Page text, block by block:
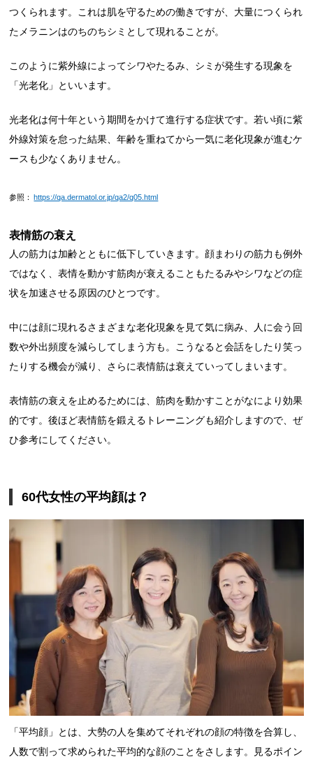
つくられます。これは肌を守るための働きですが、大量につくられ
たメラニンはのちのちシミとして現れることが。
このように紫外線によってシワやたるみ、シミが発生する現象を
「光老化」といいます。
光老化は何十年という期間をかけて進行する症状です。若い頃に紫
外線対策を怠った結果、年齢を重ねてから一気に老化現象が進むケ
ースも少なくありません。
参照： https://qa.dermatol.or.jp/qa2/q05.html
表情筋の衰え
人の筋力は加齢とともに低下していきます。顔まわりの筋力も例外
ではなく、表情を動かす筋肉が衰えることもたるみやシワなどの症
状を加速させる原因のひとつです。
中には顔に現れるさまざまな老化現象を見て気に病み、人に会う回
数や外出頻度を減らしてしまう方も。こうなると会話をしたり笑っ
たりする機会が減り、さらに表情筋は衰えていってしまいます。
表情筋の衰えを止めるためには、筋肉を動かすことがなにより効果
的です。後ほど表情筋を鍛えるトレーニングも紹介しますので、ぜ
ひ参考にしてください。
60代女性の平均顔は？
「平均顔」とは、大勢の人を集めてそれぞれの顔の特徴を合算し、
人数で割って求められた平均的な顔のことをさします。見るポイン